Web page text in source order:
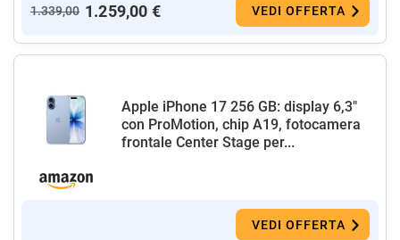
1.339,00 1.259,00 € VEDI OFFERTA
Apple iPhone 17 256 GB: display 6,3"
con ProMotion, chip A19, fotocamera
frontale Center Stage per...
VEDI OFFERTA